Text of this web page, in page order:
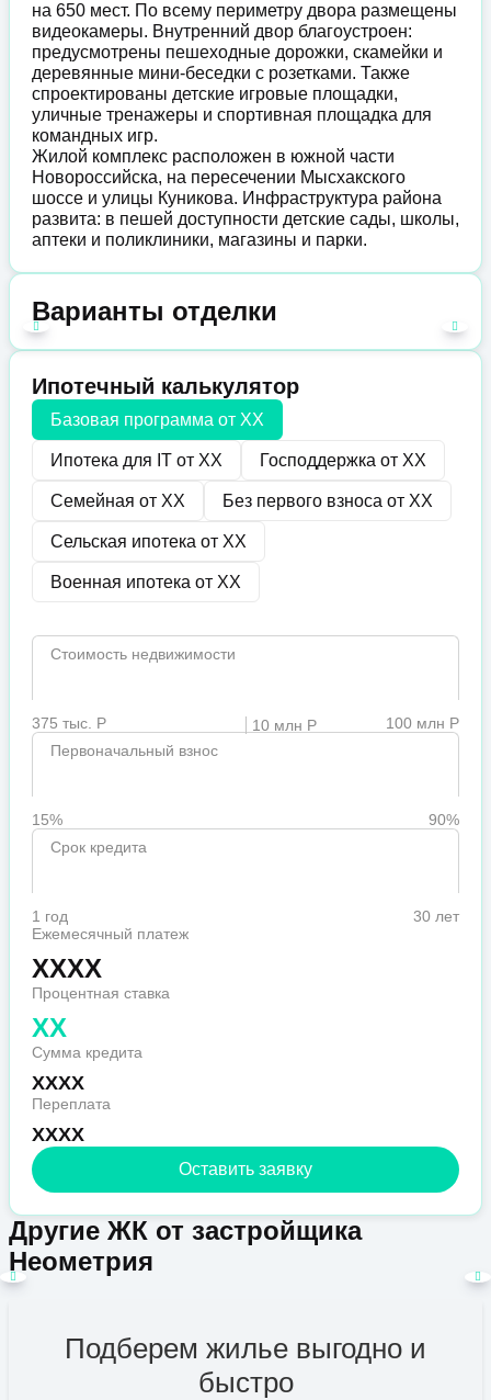
на 650 мест. По всему периметру двора размещены
видеокамеры. Внутренний двор благоустроен:
предусмотрены пешеходные дорожки, скамейки и
деревянные мини-беседки с розетками. Также
спроектированы детские игровые площадки,
уличные тренажеры и спортивная площадка для
командных игр.
Жилой комплекс расположен в южной части
Новороссийска, на пересечении Мысхакского
шоссе и улицы Куникова. Инфраструктура района
развита: в пешей доступности детские сады, школы,
аптеки и поликлиники, магазины и парки.
Варианты отделки
Ипотечный калькулятор
Базовая программа от XX
Ипотека для IT от XX Господдержка от XX
Семейная от XX Без первого взноса от XX
Сельская ипотека от XX
Военная ипотека от XX
Стоимость недвижимости
375 тыс. Р 10 млн Р
100 млн Р
Первоначальный взнос
15%
90%
Срок кредита
1 год
30 лет
Ежемесячный платеж
XXXX
Процентная ставка
XX
Сумма кредита
XXXX
Переплата
XXXX
Оставить заявку
Другие ЖК от застройщика
Неометрия
Подберем жилье выгодно и
быстро